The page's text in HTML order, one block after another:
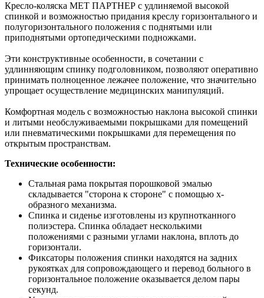
Кресло-коляска МЕТ ПАРТНЕР с удлиняемой высокой
спинкой и возможностью придания креслу горизонтального и
полугоризонтального положения с поднятыми или
приподнятыми ортопедическими подножками.
Эти конструктивные особенности, в сочетании с
удлинняющим спинку подголовником, позволяют оперативно
принимать полноценное лежачее положение, что значительно
упрощает осуществление медицинских манипуляций.
Комфортная модель с возможностью наклона высокой спинки
и литыми необслуживаемыми покрышками для помещений
или пневматическими покрышками для перемещения по
открытым пространствам.
Технические особенности:
Стальная рама покрытая порошковой эмалью
складывается "сторона к стороне" с помощью х-
образного механизма.
Спинка и сиденье изготовлены из крупнотканного
полиэстера. Спинка обладает несколькими
положениями с разными углами наклона, вплоть до
горизонтали.
Фиксаторы положения спинки находятся на задних
рукоятках для сопровождающего и перевод больного в
горизонтальное положение оказывается делом пары
секунд.